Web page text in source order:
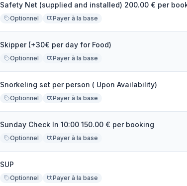
Safety Net (supplied and installed) 200.00 € per
Optionnel Payer à la base
Skipper (+30€ per day for Food)
Optionnel Payer à la base
Snorkeling set per person ( Upon Availability)
Optionnel Payer à la base
Sunday Check In 10:00 150.00 € per booking
Optionnel Payer à la base
SUP
Optionnel Payer à la base